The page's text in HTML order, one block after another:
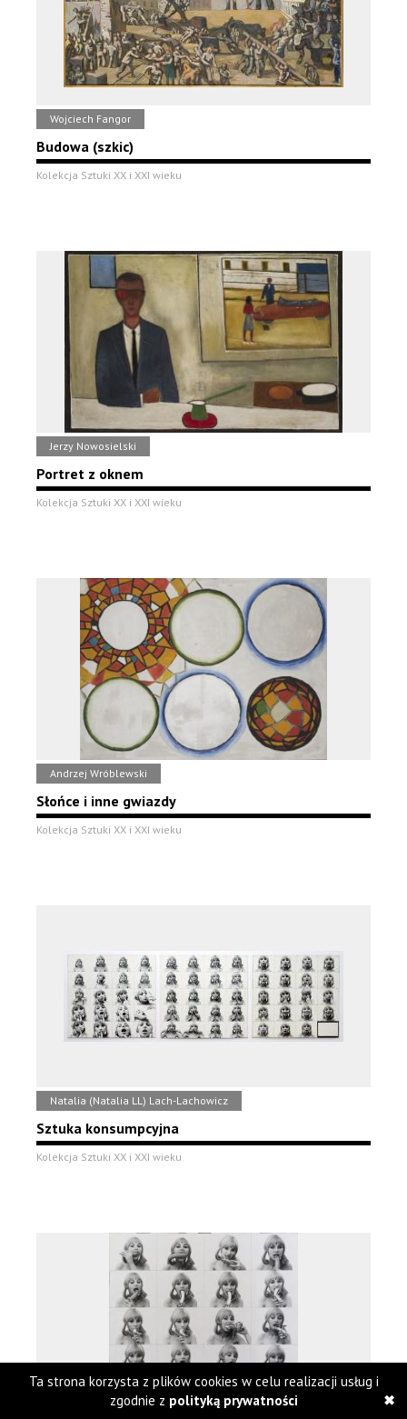
Wojciech Fangor
Budowa (szkic)
Kolekcja Sztuki XX i XXI wieku
Jerzy Nowosielski
Portret z oknem
Kolekcja Sztuki XX i XXI wieku
Andrzej Wróblewski
Słońce i inne gwiazdy
Kolekcja Sztuki XX i XXI wieku
Natalia (Natalia LL) Lach-Lachowicz
Sztuka konsumpcyjna
Kolekcja Sztuki XX i XXI wieku
Ta strona korzysta z plików cookies w celu realizacji usług i
zgodnie z polityką prywatności